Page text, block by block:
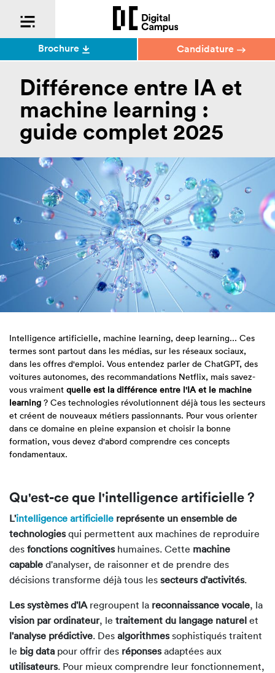
Différence entre IA et
machine learning :
guide complet 2025
Intelligence artificielle, machine learning, deep learning... Ces
termes sont partout dans les médias, sur les réseaux sociaux,
dans les offres d'emploi. Vous entendez parler de ChatGPT, des
voitures autonomes, des recommandations Netflix, mais savez-
vous vraiment quelle est la différence entre l'IA et le machine
learning ? Ces technologies révolutionnent déjà tous les secteurs
et créent de nouveaux métiers passionnants. Pour vous orienter
dans ce domaine en pleine expansion et choisir la bonne
formation, vous devez d'abord comprendre ces concepts
fondamentaux.
Qu'est-ce que l'intelligence artificielle ?
L'intelligence artificielle représente un ensemble de
technologiesqui permettent aux machines de reproduire
des fonctions cognitiveshumaines. Cette machine
capable d'analyser, de raisonner et de prendre des
décisions transforme déjà tous les secteurs d'activités.
Les systèmes d'IAregroupent la reconnaissance vocale, la
vision par ordinateur, le traitement du langage naturel et
l'analyse prédictive. Des algorithmessophistiqués traitent
le big data pour offrir des réponsesadaptées aux
utilisateurs. Pour mieux comprendre leur fonctionnement,
Brochure Candidature